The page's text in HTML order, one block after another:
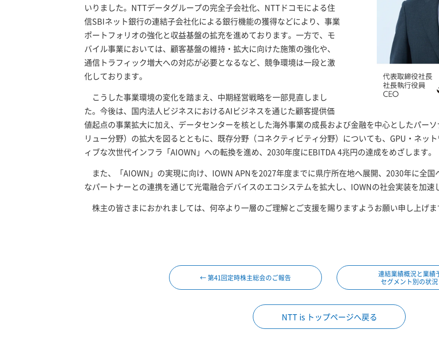
いりました。NTTデータグループの完全子会社化、NTTドコモによる住
信SBIネット銀行の連結子会社化による銀行機能の獲得などにより、事業
ポートフォリオの強化と収益基盤の拡充を進めております。一方で、モ
バイル事業においては、顧客基盤の維持・拡大に向けた施策の強化や、
通信トラフィック増大への対応が必要となるなど、競争環境は一段と激
化しております。
こうした事業環境の変化を踏まえ、中期経営戦略を一部見直しまし
た。今後は、国内法人ビジネスにおけるAIビジネスを通じた顧客提供価
値起点の事業拡大に加え、データセンターを核とした海外事業の成長および金融を中心としたパー
リュー分野）の拡大を図るとともに、既存分野（コネクティビティ分野）についても、GPU・ネッ
ィブな次世代インフラ「AIOWN」への転換を進め、2030年度にEBITDA 4兆円の達成をめざします。
また、「AIOWN」の実現に向け、IOWN APNを2027年度までに県庁所在地へ展開、2030年に全
なパートナーとの連携を通じて光電融合デバイスのエコシステムを拡大し、IOWNの社会実装を加速
株主の皆さまにおかれましては、何卒より一層のご理解とご支援を賜りますようお願い申し上げま
← 第41回定時株主総会のご報告
連結業績概況と業績
セグメント別の状
NTT is トップページへ戻る